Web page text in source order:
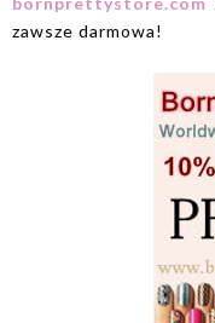
zawsze darmowa!